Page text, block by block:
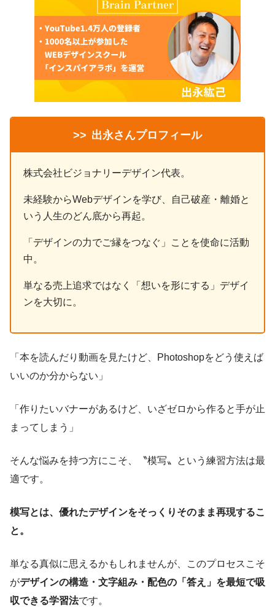
>> 出永さんプロフィール
株式会社ビジョナリーデザイン代表。
未経験からWebデザインを学び、自己破産・離婚と
いう人生のどん底から再起。
「デザインの力でご縁をつなぐ」ことを使命に活動
中。
単なる売上追求ではなく「想いを形にする」デザイ
ンを大切に。
「本を読んだり動画を見たけど、Photoshopをどう使えば
いいのか分からない」
「作りたいバナーがあるけど、いざゼロから作ると手が止
まってしまう」
そんな悩みを持つ方にこそ、〝模写〟という練習方法は最
適です。
模写とは、優れたデザインをそっくりそのまま再現するこ
と。
単なる真似に思えるかもしれませんが、このプロセスこそ
がデザインの構造・文字組み・配色の「答え」を最短で吸
収できる学習法です。